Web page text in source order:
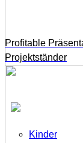
Profitable
Projektständer
Kinder